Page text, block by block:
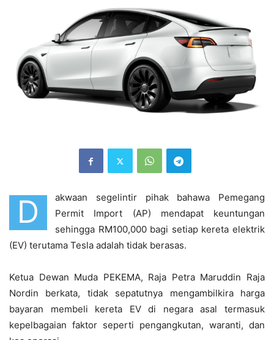
D
akwaan segelintir pihak bahawa Pemegang
Permit Import (AP) mendapat keuntungan
sehingga RM100,000 bagi setiap kereta elektrik
(EV) terutama Tesla adalah tidak berasas.
Ketua Dewan Muda PEKEMA, Raja Petra Maruddin Raja
Nordin berkata, tidak sepatutnya mengambilkira harga
bayaran membeli kereta EV di negara asal termasuk
kepelbagaian faktor seperti pengangkutan, waranti, dan